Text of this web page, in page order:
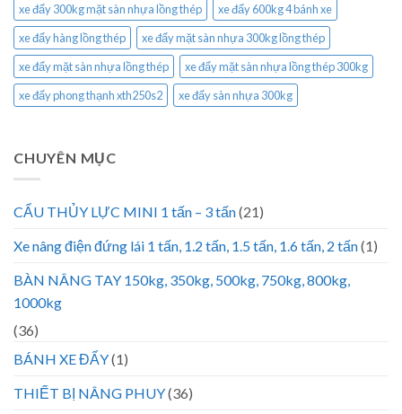
xe đẩy 300kg mặt sàn nhựa lồng thép
xe đẩy 600kg 4 bánh xe
xe đẩy hàng lồng thép
xe đẩy mặt sàn nhựa 300kg lồng thép
xe đẩy mặt sàn nhựa lồng thép
xe đẩy mặt sàn nhựa lồng thép 300kg
xe đẩy phong thạnh xth250s2
xe đẩy sàn nhựa 300kg
CHUYÊN MỤC
CẨU THỦY LỰC MINI 1 tấn – 3 tấn(21)
Xe nâng điện đứng lái 1 tấn, 1.2 tấn, 1.5 tấn, 1.6 tấn, 2 tấn(1)
BÀN NÂNG TAY 150kg, 350kg, 500kg, 750kg, 800kg,
1000kg
(36)
BÁNH XE ĐẨY(1)
THIẾT BỊ NÂNG PHUY(36)